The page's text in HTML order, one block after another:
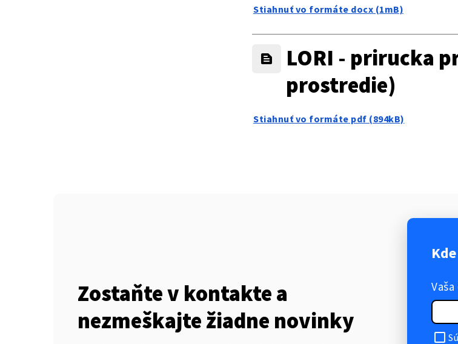
Stiahnuť vo formáte docx (1mB)
LORI - prirucka
prostredie)
Stiahnuť vo formáte pdf (894kB)
Zostaňte v kontakte a
nezmeškajte žiadne novinky